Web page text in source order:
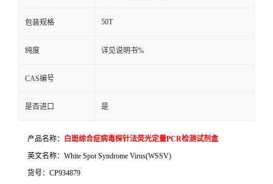
包装规格 50T
纯度 详见说明书%
CAS编号
是否进口 是
产品名称： 白斑综合症病毒探针法荧光定量PCR检测试剂盒
英文名称： White Spot Syndrome Virus(WSSV)
货号： CP934879